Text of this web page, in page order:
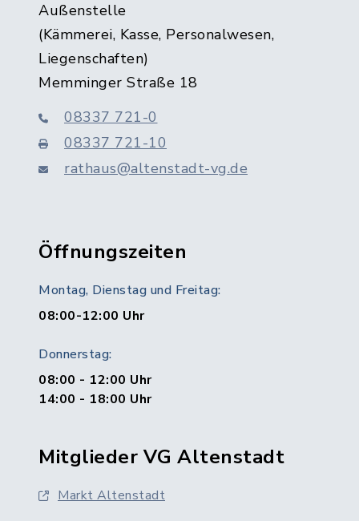
Außenstelle
(Kämmerei, Kasse, Personalwesen,
Liegenschaften)
Memminger Straße 18
08337 721-0
08337 721-10
rathaus@altenstadt-vg.de
Öffnungszeiten
Montag, Dienstag und Freitag:
08:00-12:00 Uhr
Donnerstag:
08:00 - 12:00 Uhr
14:00 - 18:00 Uhr
Mitglieder VG Altenstadt
Markt Altenstadt